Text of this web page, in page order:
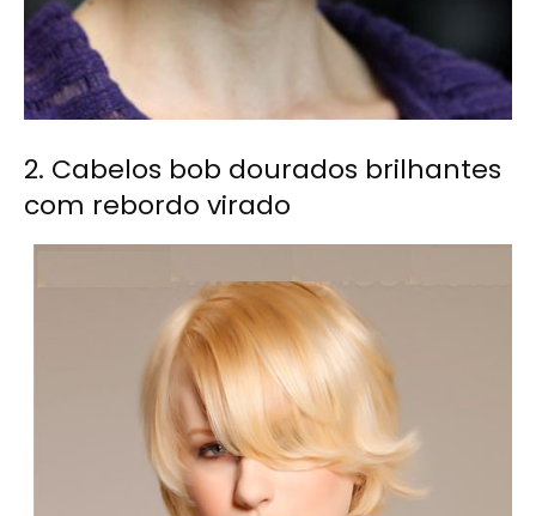
2. Cabelos bob dourados brilhantes
com rebordo virado